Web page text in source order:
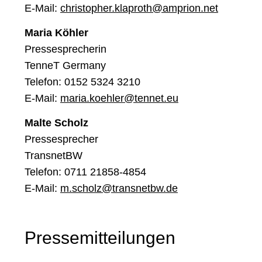
E-Mail: christopher.klaproth@amprion.net
Maria Köhler
Pressesprecherin
TenneT Germany
Telefon: 0152 5324 3210
E-Mail: maria.koehler@tennet.eu
Malte Scholz
Pressesprecher
TransnetBW
Telefon: 0711 21858-4854
E-Mail: m.scholz@transnetbw.de
Pressemitteilungen